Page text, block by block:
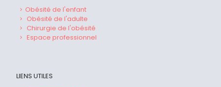
Obésité de l'enfant
Obésité de l'adulte
Chirurgie de l'obésité
Espace professionnel
LIENS UTILES